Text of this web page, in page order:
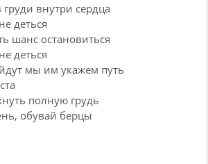
груди внутри сердца
деться
шанс остановиться
деться
мы им укажем путь
полную грудь
обувай берцы